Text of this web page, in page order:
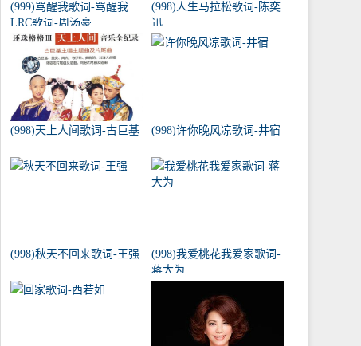
(999)骂醒我歌词-骂醒我
LRC歌词-周汤豪
(998)人生马拉松歌词-陈奕
迅
(998)天上人间歌词-古巨基 (998)许你晚风凉歌词-井宿
(998)秋天不回来歌词-王强
(998)我爱桃花我爱家歌词-
蒋大为